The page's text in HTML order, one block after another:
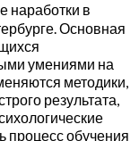
наработки в
Основная
умениями на
методики,
результата,
процесс обучения